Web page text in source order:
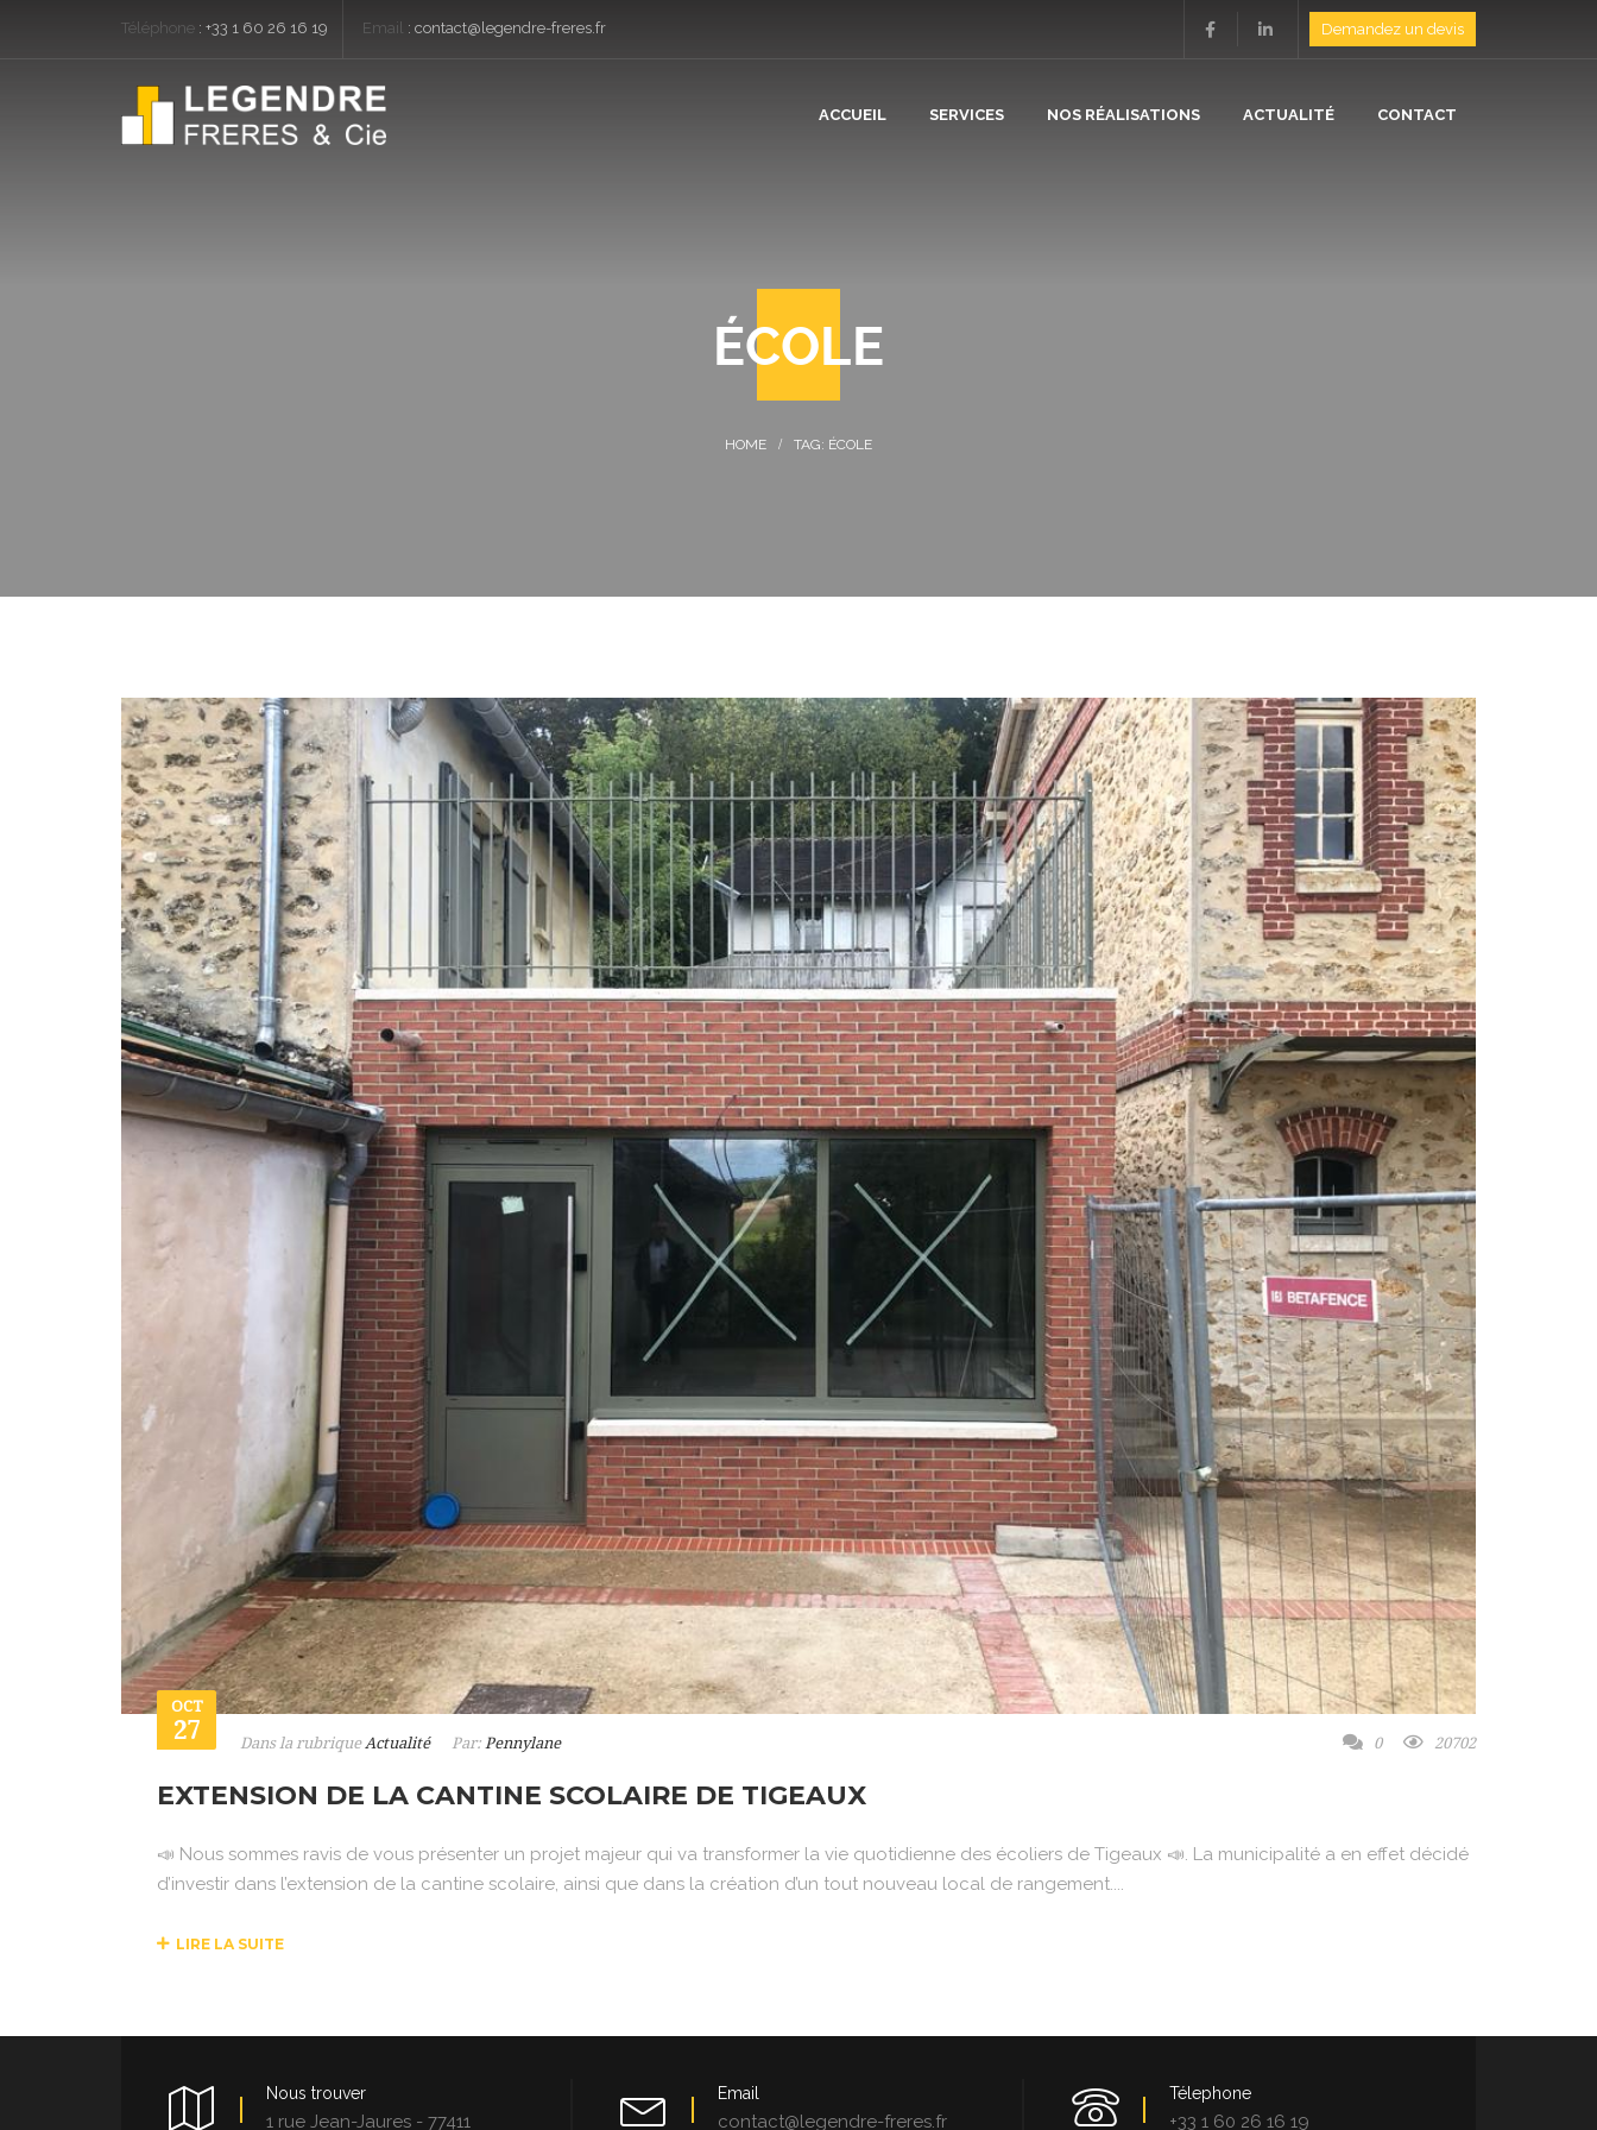
Téléphone : +33 1 60 26 16 19 Email : contact@legendre-freres.fr Demandez un devis
ACCUEIL SERVICES NOS RÉALISATIONS ACTUALITÉ CONTACT
ÉCOLE
TAG: ÉCOLE
OCT
27 Dans la rubriqueActualité Par: Pennylane 0 20702
EXTENSION DE LA CANTINE SCOLAIRE DE TIGEAUX
📣 Nous sommes ravis de vous présenter un projet majeur qui va transformer la vie quotidienne des écoliers de Tigeaux 📣. La municipalité a en effet décidé
d’investir dans l’extension de la cantine scolaire, ainsi que dans la création d’un tout nouveau local de rangement....
LIRE LA SUITE
Nous trouver
1 rue Jean-Jaures - 77411
Email
contact@legendre-freres.fr
Télephone
+33 1 60 26 16 19